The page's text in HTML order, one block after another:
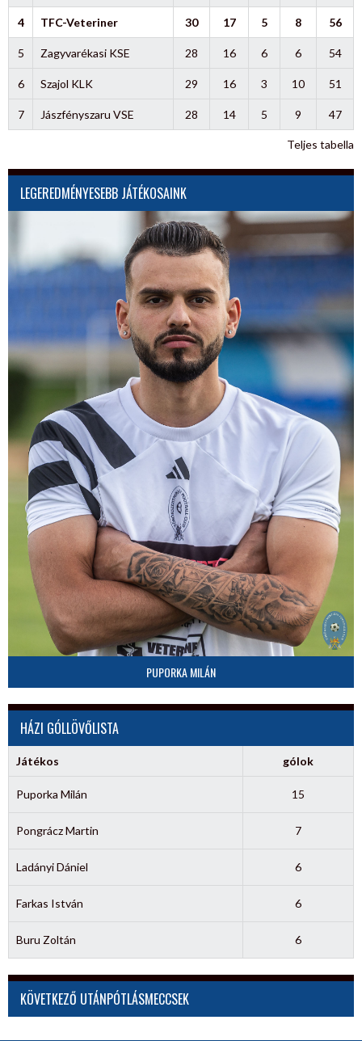
4 TFC-Veteriner 30 17 5 8 56
5 Zagyvarékasi KSE 28 16 6 6 54
6 Szajol KLK 29 16 3 10 51
7 Jászfényszaru VSE 28 14 5 9 47
Teljes tabella
LEGEREDMÉNYESEBB JÁTÉKOSAINK
PUPORKA MILÁN
HÁZI GÓLLÖVŐLISTA
Játékos gólok
Puporka Milán 15
Pongrácz Martin 7
Ladányi Dániel 6
Farkas István 6
Buru Zoltán 6
KÖVETKEZŐ UTÁNPÓTLÁSMECCSEK